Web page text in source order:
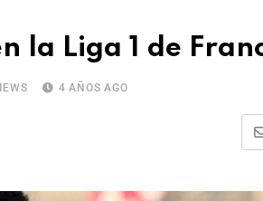
la Liga 1 de
4 AÑOS AGO